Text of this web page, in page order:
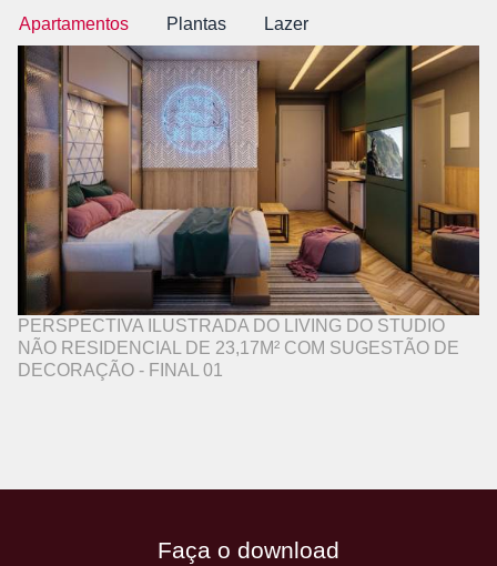
Apartamentos Plantas Lazer
PERSPECTIVA ILUSTRADA DO LIVING DO STUDIO
NÃO RESIDENCIAL DE 23,17M² COM SUGESTÃO DE
DECORAÇÃO - FINAL 01
Faça o download